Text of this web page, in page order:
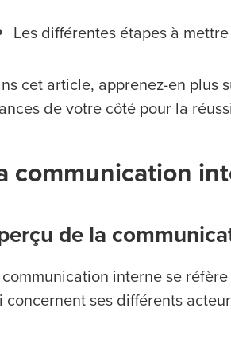
Les différentes étapes à
cet article, apprenez-en plus
de votre côté pour la
communication
de la
communication interne se
concernent ses différents